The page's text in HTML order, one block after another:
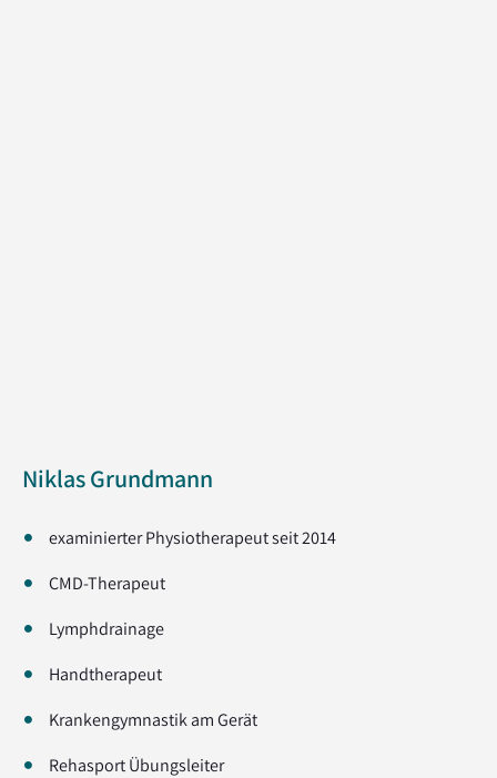
Niklas Grundmann
examinierter Physiotherapeut seit 2014
CMD-Therapeut
Lymphdrainage
Handtherapeut
Krankengymnastik am Gerät
Rehasport Übungsleiter